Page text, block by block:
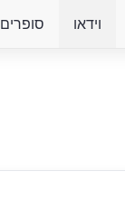
סופרים וידאו